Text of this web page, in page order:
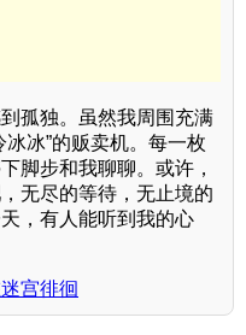
孤独。虽然我周围充满
冰”的贩卖机。每一枚
脚步和我聊聊。或许，
无尽的等待，无止境的
，有人能听到我的心
宫徘徊